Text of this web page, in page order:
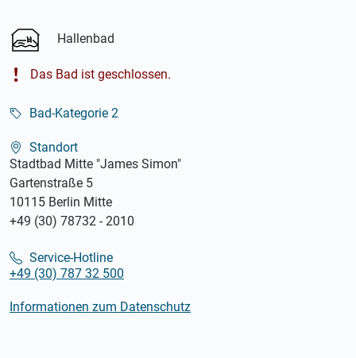
Hallenbad
Das Bad ist geschlossen.
Bad-Kategorie 2
Standort
Stadtbad Mitte "James Simon"
Gartenstraße 5
10115 Berlin Mitte
+49 (30) 78732 - 2010
Service-Hotline
+49 (30) 787 32 500
Informationen zum Datenschutz